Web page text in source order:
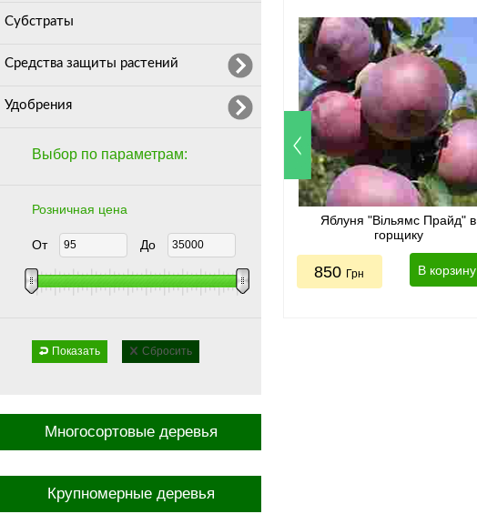
Субстраты
Средства защиты растений
Удобрения
Многосортовые деревья
Крупномерные деревья
Выбор по параметрам:
Розничная цена
От До
Показать Сбросить
Яблуня "Вільямс Прайд" в
горщику
850 Грн В корзину